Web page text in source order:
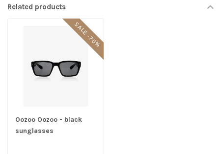
Related products
SALE -70%
Oozoo Oozoo - black
sunglasses